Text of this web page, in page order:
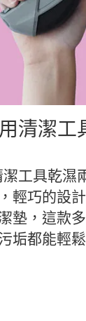
清潔工
工具乾
巧的設
墊，這款
垢都能輕